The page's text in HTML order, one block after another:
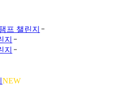
프 챌린지
지
지
NEW